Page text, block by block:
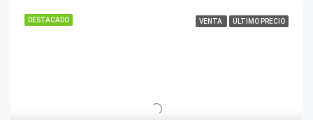
DESTACADO VENTA ÚLTIMO PRECIO